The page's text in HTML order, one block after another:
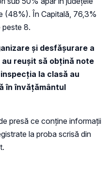
(48%). În Capitală, 76,3%
peste 8.
şi desfăşurare a
reuşit să obţină note
la clasă au
în învăţământul
presă ce conţine informaţii
la proba scrisă din